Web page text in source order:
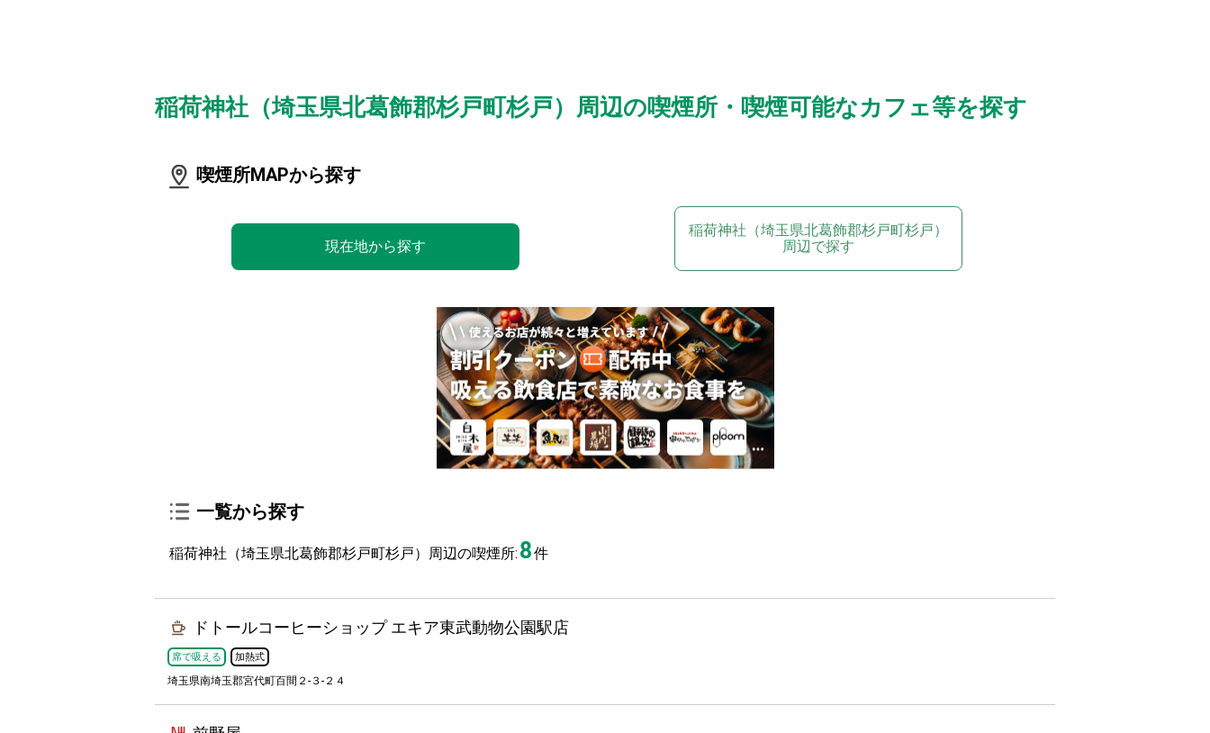
稲荷神社（埼玉県北葛飾郡杉戸町杉戸）周辺の喫煙所・喫煙可能なカフェ等を探す
喫煙所MAPから探す
現在地から探す
稲荷神社（埼玉県北葛飾郡杉戸町杉戸）
周辺で探す
一覧から探す
稲荷神社（埼玉県北葛飾郡杉戸町杉戸）周辺の喫煙所: 8件
ドトールコーヒーショップ エキア東武動物公園駅店
席で吸える 加熱式
埼玉県南埼玉郡宮代町百間２‐３‐２４